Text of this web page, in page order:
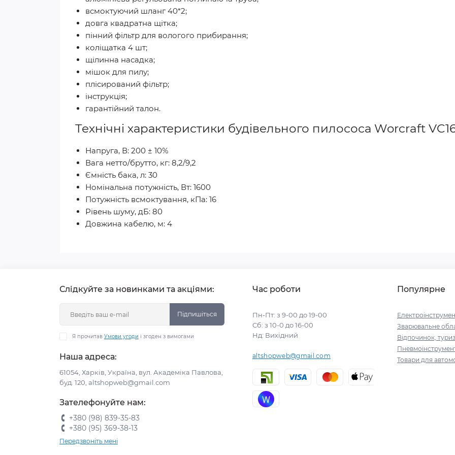
всмоктуючий шланг 40*2;
довга квадратна щітка;
пінний фільтр для вологого прибирання;
коліщатка 4 шт;
щілинна насадка;
мішок для пилу;
плісирований фільтр;
інструкція;
гарантійний талон.
Технічні характеристики будівельного пилососа Worcraft
Напруга, В: 200 ± 10%
Вага нетто/брутто, кг: 8,2/9,2
Ємність бака, л: 30
Номінальна потужність, Вт: 1600
Потужність всмоктування, кПа: 16
Рівень шуму, дБ: 80
Довжина кабелю, м: 4
Слідкуйте за новинками та акціями:
Підпишіться
Я прочитав Умови угоди і згоден з вимогами
Наша адреса:
61054, Харків, Україна, вул. Академіка Павлова,
буд. 120, altshopweb@gmail.com
Зателефонуйте нам:
+380 (98) 839-35-83
+380 (95) 369-38-13
Передзвоніть мені
Час роботи
Пн-Пт: з 9-00 до 19-00
Сб: з 10-0 до 16-00
Нд: Вихідний
altshopweb@gmail.com
Популярне
Зварювальне
Відпочинок,
Товари для